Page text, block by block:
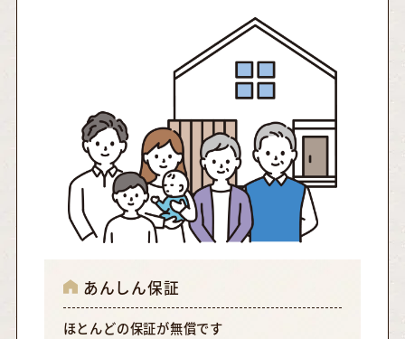
あんしん保証
ほとんどの保証が無償です